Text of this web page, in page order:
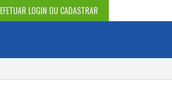
EFETUAR LOGIN OU CADASTRAR